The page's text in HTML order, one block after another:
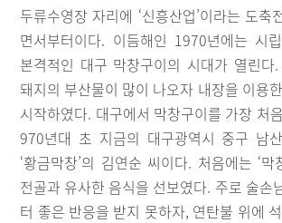
두류수영장 자리에 ‘신흥산업’이라는 도축
면서부터이다. 이듬해인 1970년에는 시
본격적인 대구 막창구이의 시대가 열린다
돼지의 부산물이 많이 나오자 내장을 이용
시작하였다. 대구에서 막창구이를 가장 처
970년대 초 지금의 대구광역시 중구 남
‘황금막창’의 김연순 씨이다. 처음에는 ‘막
전골과 유사한 음식을 선보였다. 주로 술손
터 좋은 반응을 받지 못하자, 연탄불 위에